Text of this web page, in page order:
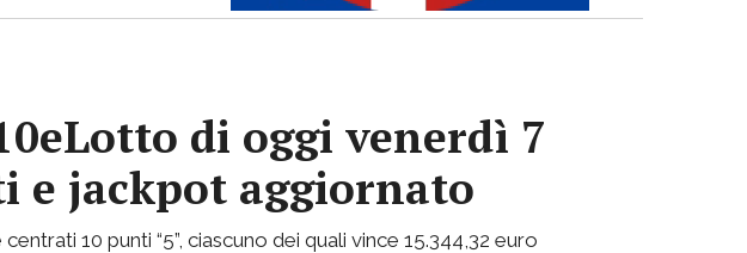
di oggi venerdì 7
e jackpot aggiornato
10 punti “5”, ciascuno dei quali vince 15.344,32 euro